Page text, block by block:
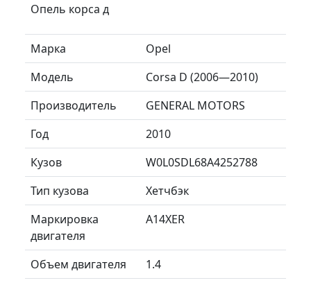
Опель корса д
Марка
Opel
Модель
Corsa D (2006—2010)
Производитель
GENERAL MOTORS
Год
2010
Кузов
W0L0SDL68A4252788
Тип кузова
Хетчбэк
Маркировка
двигателя
A14XER
Объем двигателя
1.4